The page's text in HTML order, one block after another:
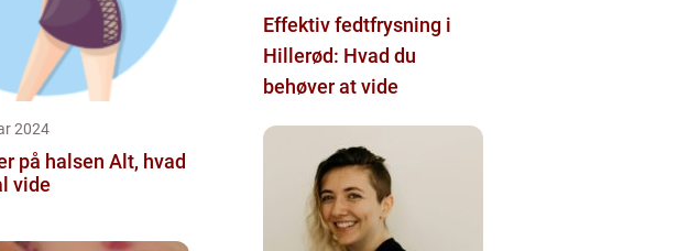
2024
halsen Alt, hvad
vide
Effektiv fedtfrysning i
Hillerød: Hvad du
behøver at vide